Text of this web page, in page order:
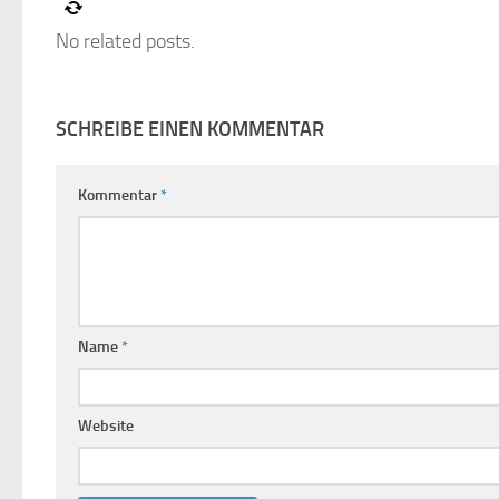
No related posts.
SCHREIBE EINEN KOMMENTAR
Kommentar*
Name*
Website